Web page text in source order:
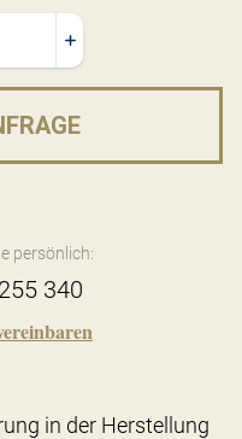
persönlich:
340
in der Herstellung